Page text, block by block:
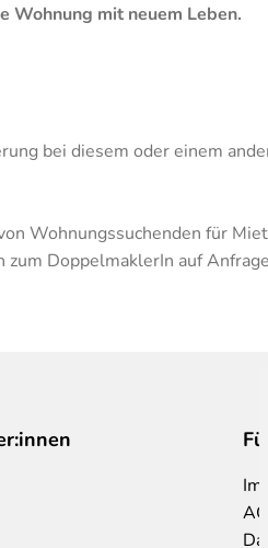
Wohnung mit neuem Leben.
bei diesem oder einem
Wohnungssuchenden für
DoppelmaklerIn auf
AGB